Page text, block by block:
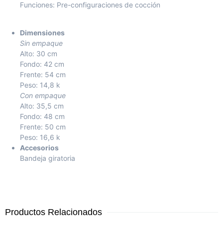
Funciones: Pre-configuraciones de cocción
Dimensiones
Sin empaque
Alto: 30 cm
Fondo: 42 cm
Frente: 54 cm
Peso: 14,8 k
Con empaque
Alto: 35,5 cm
Fondo: 48 cm
Frente: 50 cm
Peso: 16,6 k
Accesorios
Bandeja giratoria
Productos Relacionados